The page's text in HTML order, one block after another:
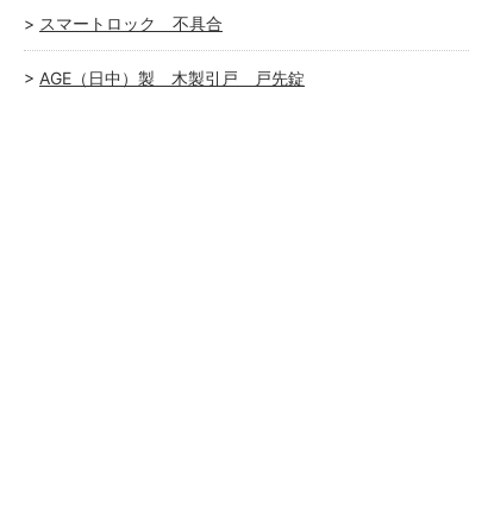
スマートロック 不具合
AGE（日中）製 木製引戸 戸先錠